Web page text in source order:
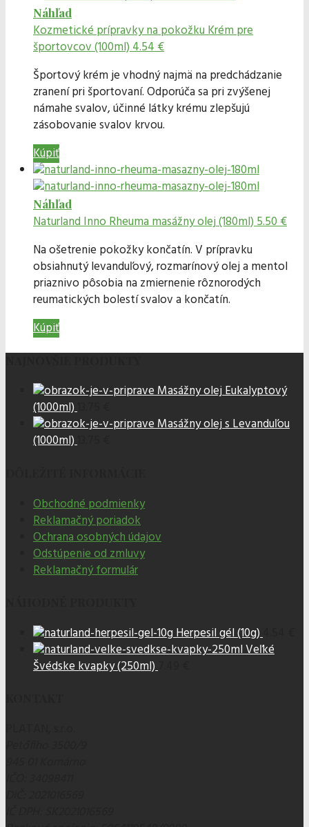
Náhľad
Kozmetické prípravky na pokožkuKrém pre
športovcov (100ml)4.54 €
Športový krém je vhodný najmä na predchádzanie
zranení pri športovaní. Odporúča sa pri zvýšenej
námahe svalov, účinné látky krému zlepšujú
zásobovanie svalov krvou.
Kúpiť
Náhľad
NaturlandInno Rheuma masážny olej (180ml)5.50 €
Na ošetrenie pokožky končatín. V prípravku
obsiahnutý levanduľový, rozmarínový olej a mentol
priaznivo pôsobia na zmiernenie rôznorodých
reumatických bolestí svalov a končatín.
Kúpiť
Masážny olej Eukalyptový
(1000ml)
Masážny olej s Levanduľou
(1000ml)
Obchodné podmienky
Reklamačný poriadok
Ochrana osobných údajov
Odstúpenie od zmluvy
Reklamačný formulár
Herpesil gél (10g)
Veľké
Švédske kvapky (250ml)